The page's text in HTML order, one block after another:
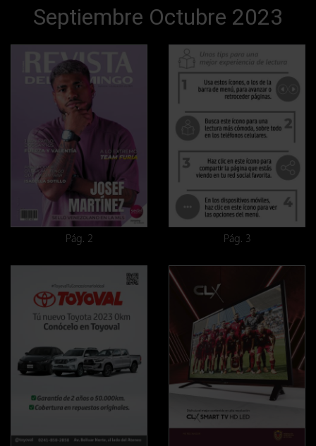
Septiembre Octubre 2023
Pág. 2 Pág. 3